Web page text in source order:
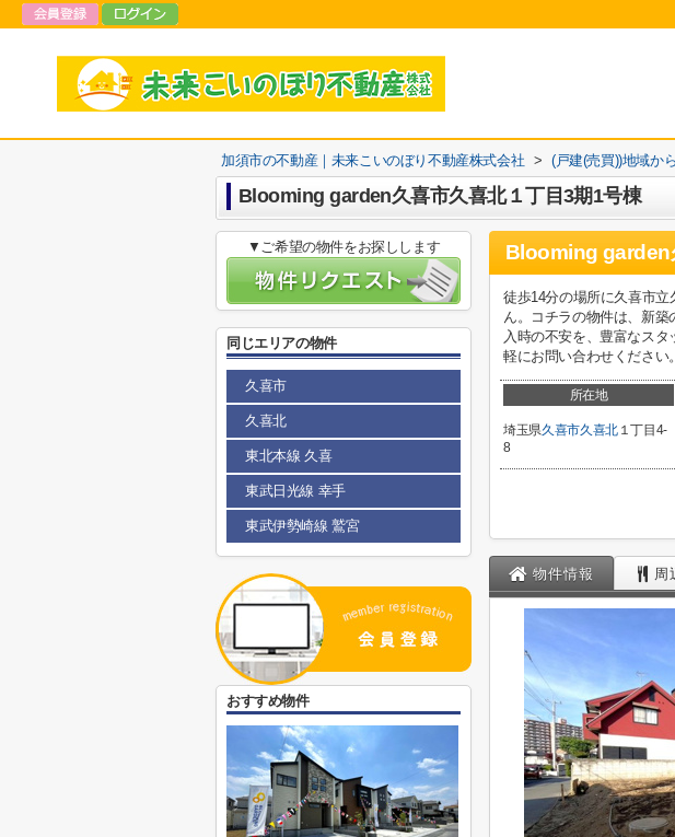
加須市の不動産｜未来こいのぼり不動産株式会社 > (戸建(売買))地域か
Blooming garden久喜市久喜北１丁目3期1号棟
Blooming garden
徒歩14分の場所に久喜市
ん。コチラの物件は、新
入時の不安を、豊富なス
軽にお問い合わせください。
所在地
埼玉県久喜市久喜北１丁目4-
8
物件情報 周
▼ご希望の物件をお探しします
同じエリアの物件
久喜市
久喜北
東北本線 久喜
東武日光線 幸手
東武伊勢崎線 鷲宮
おすすめ物件